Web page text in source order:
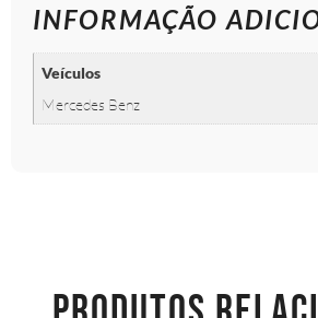
INFORMAÇÃO
Veículos
Mercedes Benz